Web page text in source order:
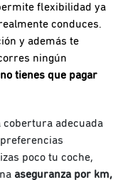
flexibilidad ya
conduces.
y además te
ningún
tienes que pagar
cobertura adecuada
poco tu coche,
aseguranza por km,